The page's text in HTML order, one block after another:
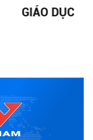
GIÁO DỤC